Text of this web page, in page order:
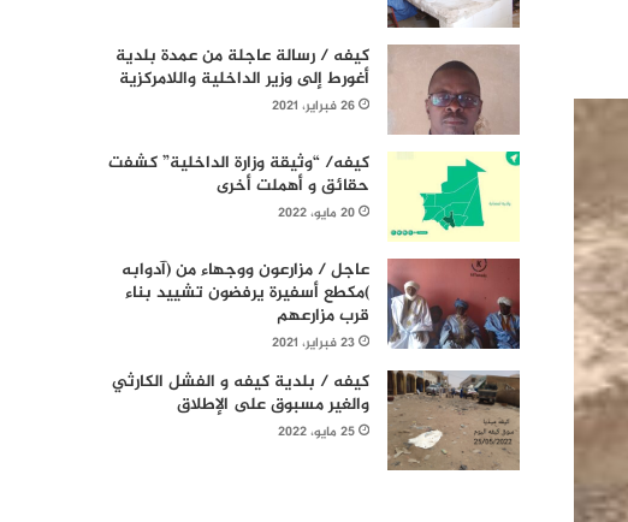
كيفه / رسالة عاجلة من عمدة بلدية
أغورط إلى وزير الداخلية واللامركزية
26 فبراير، 2021
كيفه/ “وثيقة وزارة الداخلية” كشفت
حقائق و أهملت أخرى
20 مايو، 2022
عاجل / مزارعون ووجهاء من (آدوابه
)مكطع أسفيرة يرفضون تشييد بناء
قرب مزارعهم
23 فبراير، 2021
كيفه / بلدية كيفه و الفشل الكارثي
والغير مسبوق على الإطلاق
25 مايو، 2022